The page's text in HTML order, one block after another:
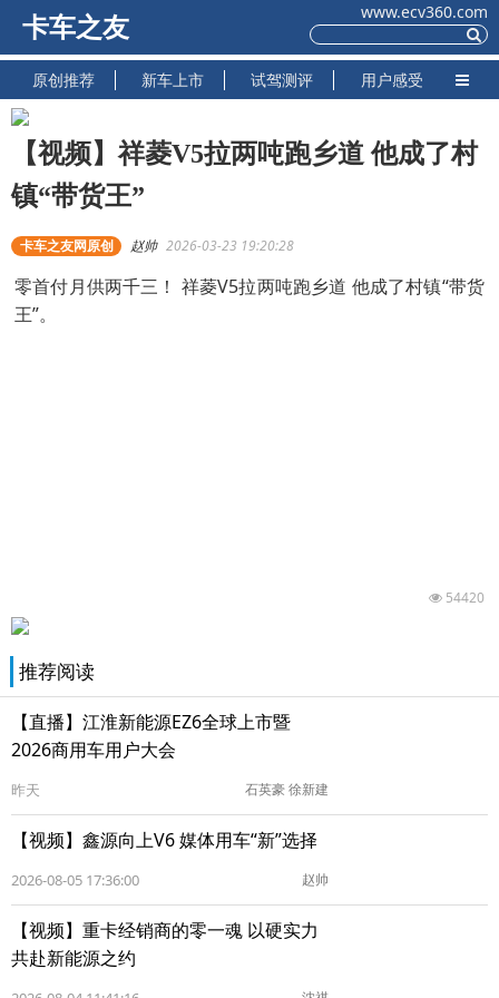
卡车之友
www.ecv360.com
原创推荐 新车上市 试驾测评 用户感受
【视频】祥菱V5拉两吨跑乡道 他成了村
镇“带货王”
卡车之友网原创 赵帅 2026-03-23 19:20:28
零首付月供两千三！ 祥菱V5拉两吨跑乡道 他成了村镇“带货
王”。
54420
推荐阅读
【直播】江淮新能源EZ6全球上市暨
2026商用车用户大会
昨天 石英豪 徐新建
【视频】鑫源向上V6 媒体用车“新”选择
2026-08-05 17:36:00 赵帅
【视频】重卡经销商的零一魂 以硬实力
共赴新能源之约